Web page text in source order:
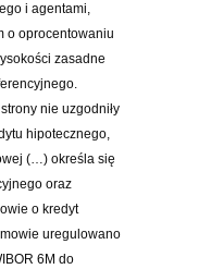
i agentami,
o oprocentowaniu
zasadne
nie uzgodniły
hipotecznego,
(…) określa się
oraz
o kredyt
uregulowano
6M do